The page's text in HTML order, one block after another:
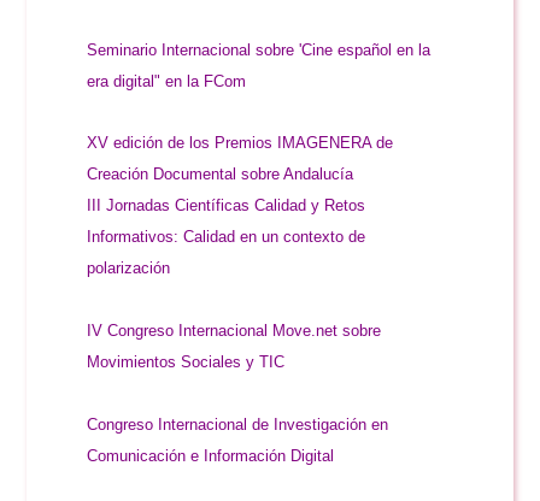
Seminario Internacional sobre 'Cine español en la
era digital" en la FCom
XV edición de los Premios IMAGENERA de
Creación Documental sobre Andalucía
III Jornadas Científicas Calidad y Retos
Informativos: Calidad en un contexto de
polarización
IV Congreso Internacional Move.net sobre
Movimientos Sociales y TIC
Congreso Internacional de Investigación en
Comunicación e Información Digital